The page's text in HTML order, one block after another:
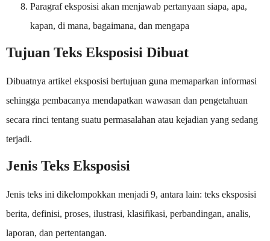
Paragraf eksposisi akan menjawab pertanyaan siapa, apa,
kapan, di mana, bagaimana, dan mengapa
Tujuan Teks Eksposisi Dibuat
Dibuatnya artikel eksposisi bertujuan guna memaparkan informasi
sehingga pembacanya mendapatkan wawasan dan pengetahuan
secara rinci tentang suatu permasalahan atau kejadian yang sedang
terjadi.
Jenis Teks Eksposisi
Jenis teks ini dikelompokkan menjadi 9, antara lain: teks eksposisi
berita, definisi, proses, ilustrasi, klasifikasi, perbandingan, analis,
laporan, dan pertentangan.